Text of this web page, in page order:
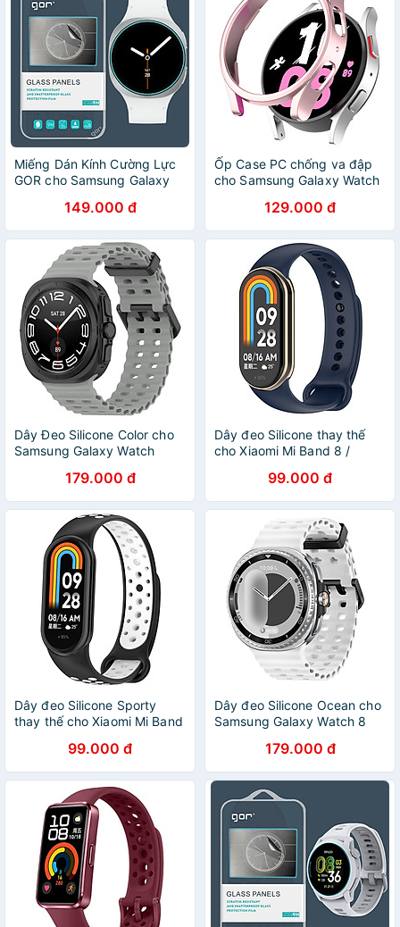
Miếng Dán Kính Cường Lực
GOR cho Samsung Galaxy
Galaxy Watch8 Classic
46mm - Hàng Chính Hãng
149.000 đ
Ốp Case PC chống va đập
cho Samsung Galaxy Watch
Chính Hãng129.000 đ
Dây Đeo Silicone Color cho
Samsung Galaxy Watch
179.000 đ
Dây đeo Silicone thay thế
cho Xiaomi Mi Band 8 /
Band 10 - Hàng Chính Hãng
99.000 đ
Dây đeo Silicone Sporty
thay thế cho Xiaomi Mi Band
Xiaomi Mi Band 10 - Hàng
Chính Hãng
99.000 đ
Dây đeo Silicone Ocean cho
Samsung Galaxy Watch 8
Watch 8 Classic 46mm -
Hàng Chính Hãng
179.000 đ